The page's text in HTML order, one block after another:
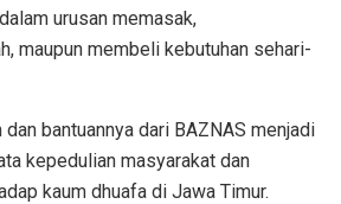
urusan memasak,
maupun membeli kebutuhan sehari-
bantuannya dari BAZNAS menjadi
kepedulian masyarakat dan
kaum dhuafa di Jawa Timur.